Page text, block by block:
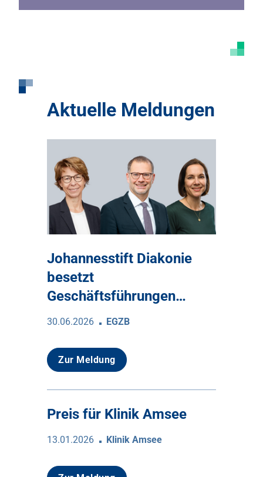
Aktuelle Meldungen
Johannesstift Diakonie
besetzt
Geschäftsführungen…
30.06.2026 EGZB
Zur Meldung
Preis für Klinik Amsee
13.01.2026 Klinik Amsee